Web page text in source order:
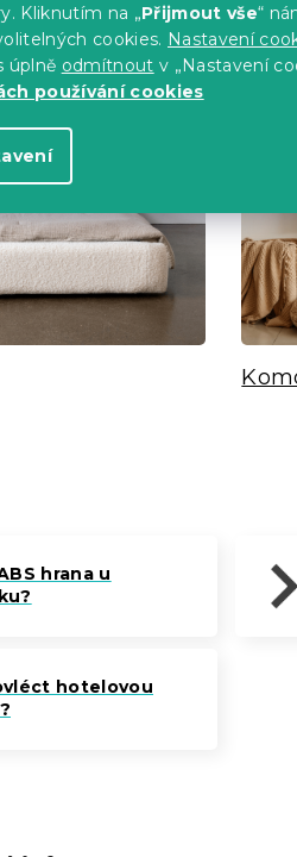
Kliknutím na „Přijmout vše“
cookies. Nastavení
úplně odmítnout v „Nastavení
používání cookies
hrana u
hotelovou